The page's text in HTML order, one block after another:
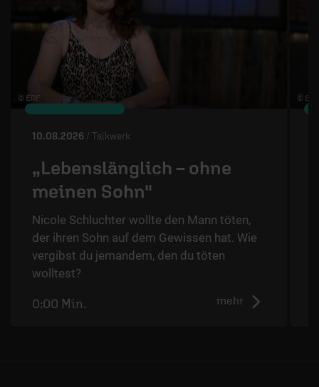
© ERF
10.08.2026 / Talkwerk
„Lebenslänglich – ohne
meinen Sohn"
Nicole Schluchter wollte den Mann töten,
der ihren Sohn auf dem Gewissen hat. Wie
vergibst du jemandem, den du töten
wolltest?
mehr
0:00 Min.
© ERF